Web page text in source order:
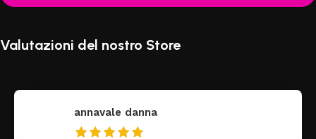
Valutazioni del nostro Store